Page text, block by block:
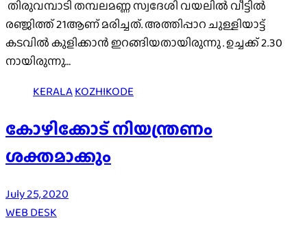
തിരുവമ്പാടി തമ്പലമണ്ണ സ്വദേശി വയലിൽ വീട്ടിൽ
രഞ്ജിത്ത് 21ആണ് മരിച്ചത്. അത്തിപ്പാറ ചുള്ളിയാട്ട്
കടവിൽ കുളിക്കാൻ ഇറങ്ങിയതായിരുന്നു . ഉച്ചക്ക് 2.30
നായിരുന്നു…
KERALAKOZHIKODE
കോഴിക്കോട് നിയന്ത്രണം
ശക്തമാക്കും
July 25, 2020
WEB DESK